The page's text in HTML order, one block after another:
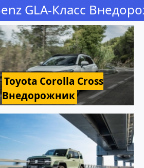
GLA-Класс
Toyota Corolla Cross
Внедорожник